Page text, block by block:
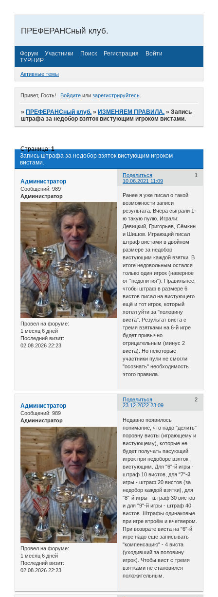
ПРЕФЕРАНСный клуб.
Форум Участники Поиск Регистрация
Войти
ТУРНИР
Активные темы
Привет, Гость! Войдитеили зарегистрируйтесь.
»ПРЕФЕРАНСный клуб. »ИЗМЕНЯЕМ ПРАВИЛА. »Запись
штрафа за недобор взяток вистующим игроком вистами.
Запись штрафа за недобор взяток вистующим игроком
вистами.
Страница:1
Поделиться
1
10.06.2021 11:09
Администратор
Сообщений: 989
Администратор
Провел на форуме:
1 месяц 6 дней
Последний визит:
02.08.2026 22:23
Ранее я уже писал о такой
возможности записи
результата. Вчера сыграли 1-
ю такую пулю. Играли:
Девицкий, Григорьев, Сёмкин
и Шишов. Играющий писал
штраф вистами в двойном
размере за недобор
вистующим каждой взятки. В
итоге недовольным остался
только один игрок (наверное
от "недопития"). Правильнее,
чтобы штраф в размере 6
вистов писал на вистующего
ещё и тот игрок, который
хотел уйти за "половину
виста". Результат виста с
тремя взятками на 6-й игре
будет привычно
отрицательным (минус 2
виста). Но некоторые
участники пули не смогли
"осознать" необходимость
этого правила.
Поделиться
2
23.12.2022 23:09
Администратор
Сообщений: 989
Администратор
Провел на форуме:
1 месяц 6 дней
Последний визит:
02.08.2026 22:23
Недавно появилось
понимание, что надо "делить"
поровну висты (играющему и
вистующему), которые не
будет получать пасующий
игрок при недоборе взяток
вистующим. Для "6"-й игры -
штраф 10 вистов, для "7"-й
игры - штраф 20 вистов (за
недобор каждой взятки), для
"8"-й игры - штраф 30 вистов
и для "9"-й игры - штраф 40
вистов. Штрафы одинаковые
при игре втроём и вчетвером.
При возврате виста на "6"-й
игре надо ещё записывать
"компенсацию" - 4 виста
(уходивший за половину
игрок). Чтобы вист с тремя
взятками не становился
положительным.